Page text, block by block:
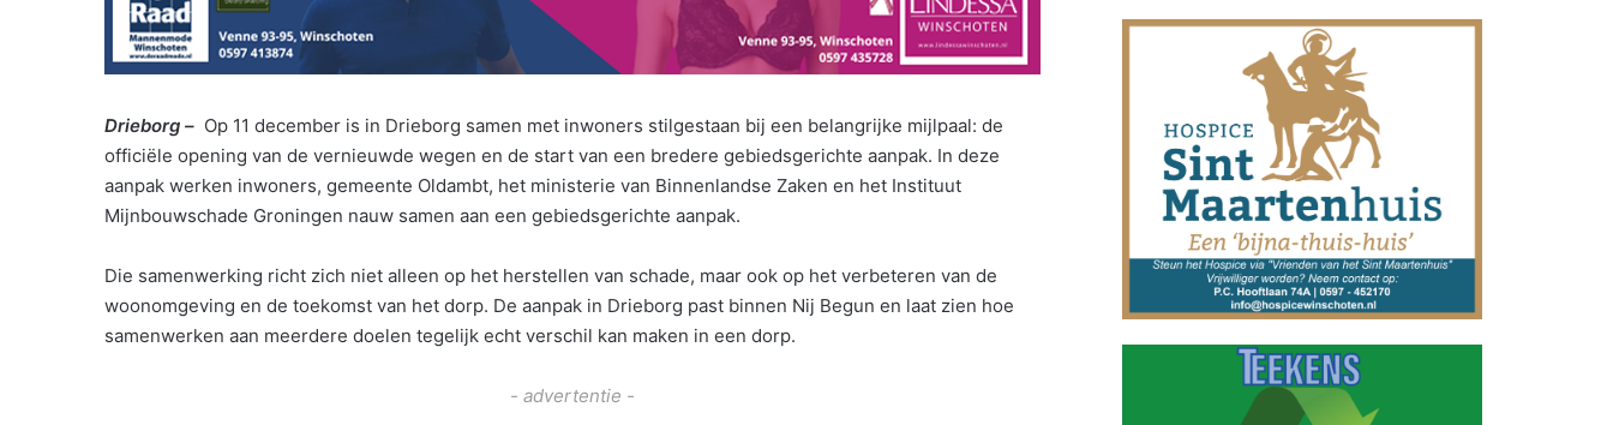
Drieborg – Op 11 december is in Drieborg samen met inwoners stilgestaan bij een belangrijke mijlpaal: de
officiële opening van de vernieuwde wegen en de start van een bredere gebiedsgerichte aanpak. In deze
aanpak werken inwoners, gemeente Oldambt, het ministerie van Binnenlandse Zaken en het Instituut
Mijnbouwschade Groningen nauw samen aan een gebiedsgerichte aanpak.
Die samenwerking richt zich niet alleen op het herstellen van schade, maar ook op het verbeteren van de
woonomgeving en de toekomst van het dorp. De aanpak in Drieborg past binnen Nij Begun en laat zien hoe
samenwerken aan meerdere doelen tegelijk echt verschil kan maken in een dorp.
- advertentie -